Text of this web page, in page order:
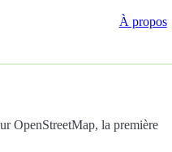
À propos
OpenStreetMap, la première